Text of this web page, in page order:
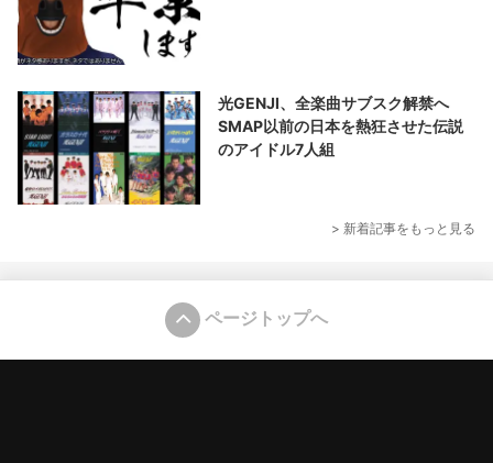
光GENJI、全楽曲サブスク解禁へ
SMAP以前の日本を熱狂させた伝説
のアイドル7人組
> 新着記事をもっと見る
ページトップへ